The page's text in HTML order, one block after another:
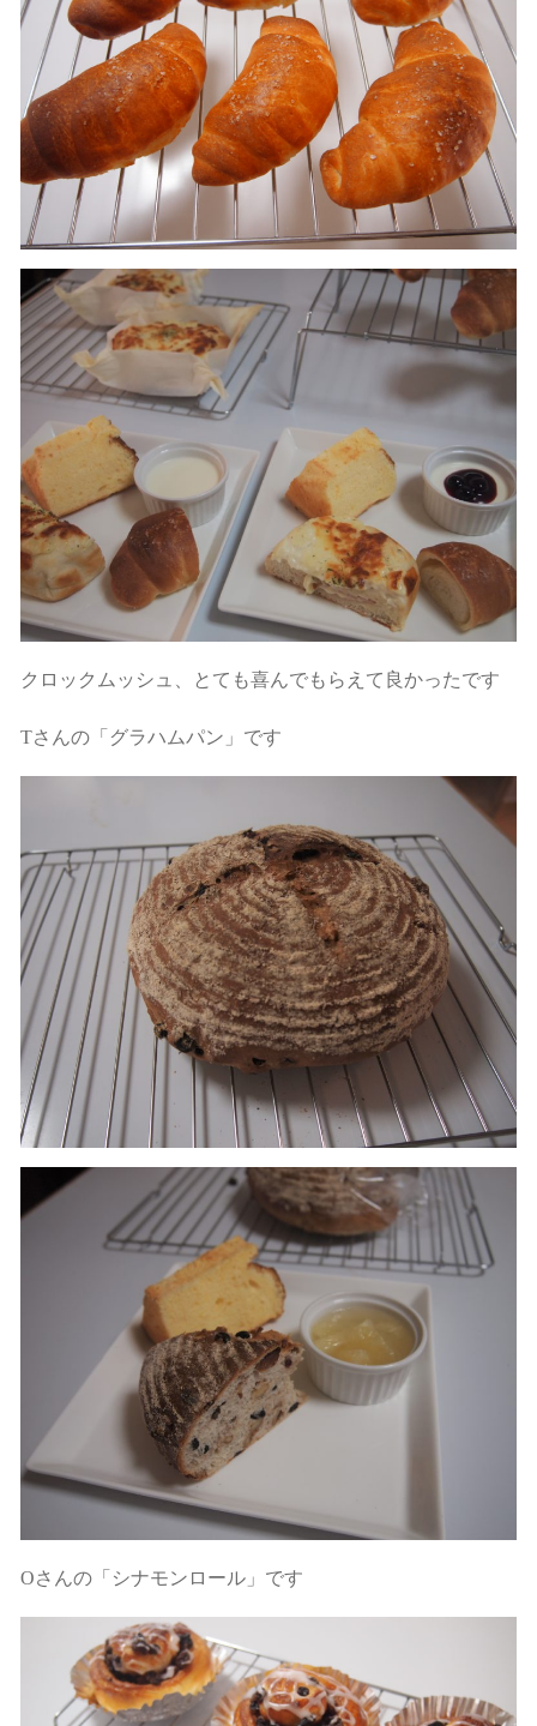
クロックムッシュ、とても喜んでもらえて良かったです
Tさんの「グラハムパン」です
Oさんの「シナモンロール」です